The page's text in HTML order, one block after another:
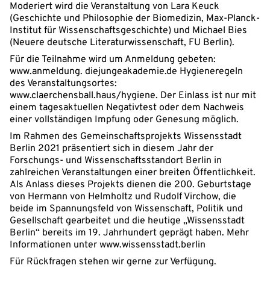
Moderiert wird die Veranstaltung von Lara Keuck
(Geschichte und Philosophie der Biomedizin, Max-Planck-
Institut für Wissenschaftsgeschichte) und Michael Bies
(Neuere deutsche Literaturwissenschaft, FU Berlin).
Für die Teilnahme wird um Anmeldung gebeten:
www.anmeldung. diejungeakademie.de Hygieneregeln
des Veranstaltungsortes:
www.claerchensball.haus/hygiene. Der Einlass ist nur mit
einem tagesaktuellen Negativtest oder dem Nachweis
einer vollständigen Impfung oder Genesung möglich.
Im Rahmen des Gemeinschaftsprojekts Wissensstadt
Berlin 2021 präsentiert sich in diesem Jahr der
Forschungs- und Wissenschaftsstandort Berlin in
zahlreichen Veranstaltungen einer breiten Öffentlichkeit.
Als Anlass dieses Projekts dienen die 200. Geburtstage
von Hermann von Helmholtz und Rudolf Virchow, die
beide im Spannungsfeld von Wissenschaft, Politik und
Gesellschaft gearbeitet und die heutige „Wissensstadt
Berlin“ bereits im 19. Jahrhundert geprägt haben. Mehr
Informationen unter www.wissensstadt.berlin
Für Rückfragen stehen wir gerne zur Verfügung.